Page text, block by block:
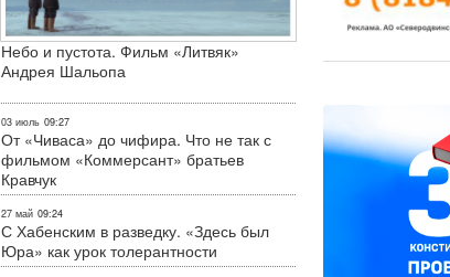
Небо и пустота. Фильм «Литвяк»
Андрея Шальопа
03 июль 09:27
От «Чиваса» до чифира. Что не так с
фильмом «Коммерсант» братьев
Кравчук
27 май 09:24
С Хабенским в разведку. «Здесь был
Юра» как урок толерантности